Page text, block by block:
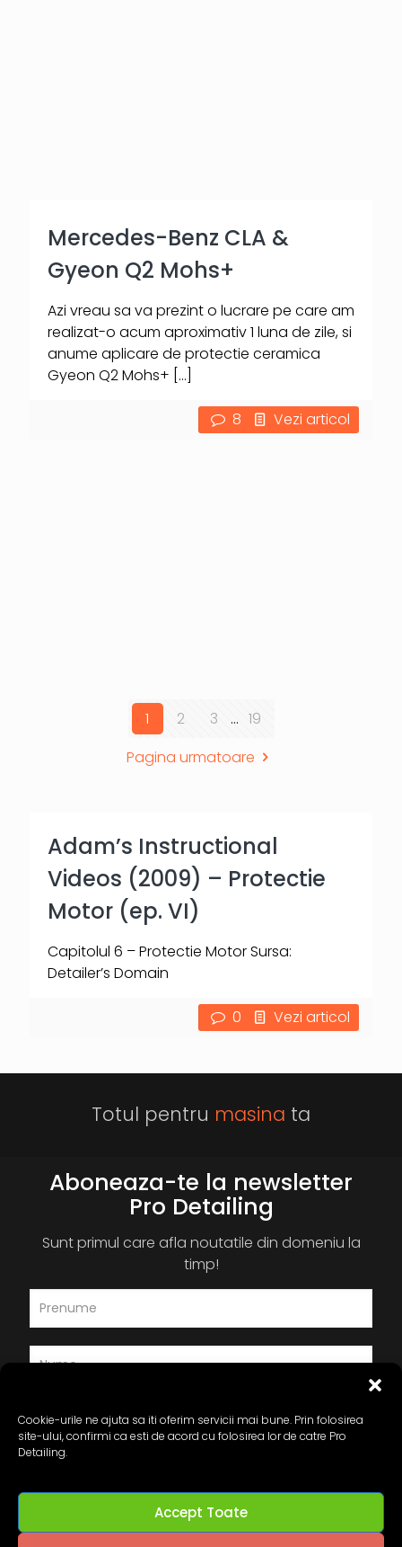
Cookie-urile ne ajuta sa iti oferim servicii mai bune. Prin folosirea
site-ului, confirmi ca esti de acord cu folosirea lor de catre Pro
Detailing.
Accept Toate
Mercedes-Benz CLA &
Gyeon Q2 Mohs+
Azi vreau sa va prezint o lucrare pe care am
realizat-o acum aproximativ 1 luna de zile, si
anume aplicare de protectie ceramica
Gyeon Q2 Mohs+ […]
8 Vezi articol
1 2 3 ... 19
Pagina urmatoare
Adam’s Instructional
Videos (2009) – Protectie
Motor (ep. VI)
Capitolul 6 – Protectie Motor Sursa:
Detailer’s Domain
0 Vezi articol
Totul pentru masina ta
Aboneaza-te la newsletter
Pro Detailing
Sunt primul care afla noutatile din domeniu la
timp!